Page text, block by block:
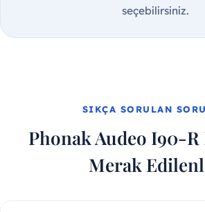
seçebilirsiniz.
SIKÇA SORULAN
Phonak Audeo I90-R
Merak